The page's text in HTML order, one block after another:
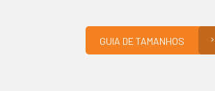
GUIA DE TAMANHOS